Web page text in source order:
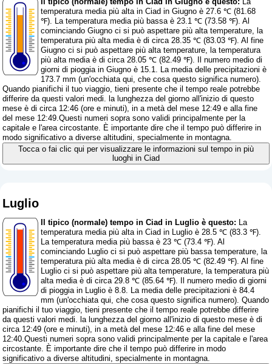
temperatura media più alta in Ciad in Giugno è 27.6 ℃ (81.68
℉). La temperatura media più bassa è 23.1 ℃ (73.58 ℉). Al
cominciando Giugno ci si può aspettare più alta temperature, la
temperatura più alta media è di circa 28.35 ℃ (83.03 ℉). Al fine
Giugno ci si può aspettare più alta temperature, la temperatura
più alta media è di circa 28.05 ℃ (82.49 ℉). Il numero medio di
giorni di pioggia in Giugno è 15.1. La media delle precipitazioni è
173.7 mm (un'occhiata qui, che cosa questo significa numero).
Quando pianifichi il tuo viaggio, tieni presente che il tempo reale potrebbe
differire da questi valori medi. la lunghezza del giorno all'inizio di questo
mese è di circa 12:46 (ore e minuti), in a metà del mese 12:49 e alla fine
del mese 12:49.Questi numeri sopra sono validi principalmente per la
capitale e l'area circostante. È importante dire che il tempo può differire in
modo significativo a diverse altitudini, specialmente in montagna.
Tocca o fai clic qui per visualizzare le informazioni sul tempo in più
luoghi in Ciad
Luglio
Il tipico (normale) tempo in Ciad in Luglio è questo: La
temperatura media più alta in Ciad in Luglio è 28.5 ℃ (83.3 ℉).
La temperatura media più bassa è 23 ℃ (73.4 ℉). Al
cominciando Luglio ci si può aspettare più bassa temperature, la
temperatura più alta media è di circa 28.05 ℃ (82.49 ℉). Al fine
Luglio ci si può aspettare più alta temperature, la temperatura più
alta media è di circa 29.8 ℃ (85.64 ℉). Il numero medio di giorni
di pioggia in Luglio è 8.8. La media delle precipitazioni è 84.4
mm (un'occhiata qui, che cosa questo significa numero). Quando
pianifichi il tuo viaggio, tieni presente che il tempo reale potrebbe differire
da questi valori medi. la lunghezza del giorno all'inizio di questo mese è di
circa 12:49 (ore e minuti), in a metà del mese 12:46 e alla fine del mese
12:40.Questi numeri sopra sono validi principalmente per la capitale e l'area
circostante. È importante dire che il tempo può differire in modo
significativo a diverse altitudini, specialmente in montagna.